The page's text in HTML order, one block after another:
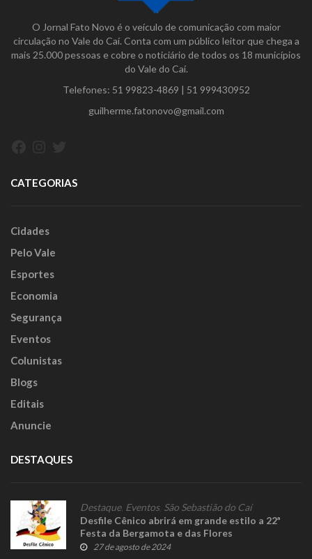
O Jornal Fato Novo é o veículo de comunicação com maior
circulação no Vale do Caí. Conta com um público leitor que chega a
mais 25.000 pessoas e cobre o noticiário de todos os 18 municípios
do Vale do Caí.
Telefones: 51 99823-4869 | 51 999430952
guilherme.fatonovo@gmail.com
CATEGORIAS
Cidades
Pelo Vale
Esportes
Economia
Segurança
Eventos
Colunistas
Blogs
Editais
Anuncie
DESTAQUES
Destaque, Eventos, São Sebastião do Caí
Desfile Cênico abrirá em grande estilo a 22ª
Festa da Bergamota e das Flores
27 de agosto de 2024